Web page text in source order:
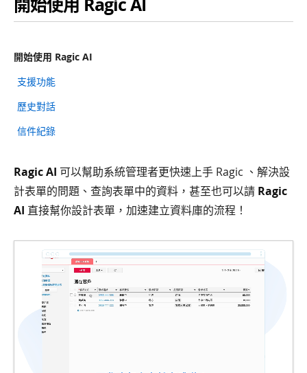
開始使用 Ragic AI
支援功能
歷史對話
信件紀錄
Ragic AI 可以幫助系統管理者更快速上手 Ragic 、解決設
計表單的問題、查詢表單中的資料，甚至也可以請 Ragic
AI 直接幫你設計表單，加速建立資料庫的流程！